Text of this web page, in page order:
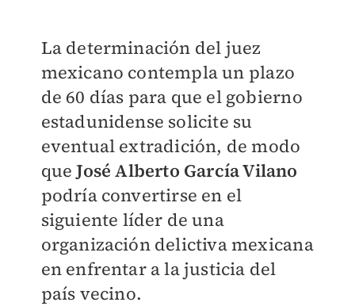
La determinación del juez
mexicano contempla un plazo
de 60 días para que el gobierno
estadunidense solicite su
eventual extradición, de modo
queJosé Alberto García Vilano
podría convertirse en el
siguiente líder de una
organización delictiva mexicana
en enfrentar a la justicia del
país vecino.